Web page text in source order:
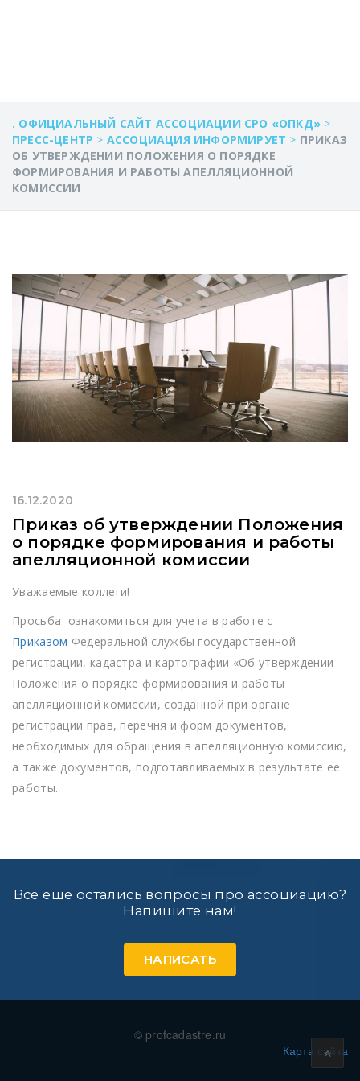
. ОФИЦИАЛЬНЫЙ САЙТ АССОЦИАЦИИ СРО «ОПКД» >
ПРЕСС-ЦЕНТР > АССОЦИАЦИЯ ИНФОРМИРУЕТ > ПРИКАЗ
ОБ УТВЕРЖДЕНИИ ПОЛОЖЕНИЯ О ПОРЯДКЕ
ФОРМИРОВАНИЯ И РАБОТЫ АПЕЛЛЯЦИОННОЙ
КОМИССИИ
16.12.2020
Приказ об утверждении Положения
о порядке формирования и работы
апелляционной комиссии
Уважаемые коллеги!
Просьба ознакомиться для учета в работе с
Приказом Федеральной службы государственной
регистрации, кадастра и картографии «Об утверждении
Положения о порядке формирования и работы
апелляционной комиссии, созданной при органе
регистрации прав, перечня и форм документов,
необходимых для обращения в апелляционную комиссию,
а также документов, подготавливаемых в результате ее
работы.
Все еще остались вопросы про ассоциацию?
Напишите нам!
НАПИСАТЬ
© profcadastre.ru
Карта сайта